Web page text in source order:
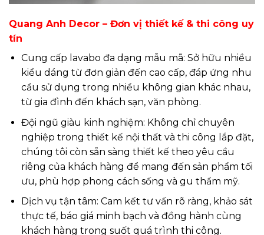
Quang Anh Decor – Đơn vị thiết kế & thi công uy
tín
Cung cấp lavabo đa dạng mẫu mã: Sở hữu nhiều
kiểu dáng từ đơn giản đến cao cấp, đáp ứng nhu
cầu sử dụng trong nhiều không gian khác nhau,
từ gia đình đến khách sạn, văn phòng.
Đội ngũ giàu kinh nghiệm: Không chỉ chuyên
nghiệp trong thiết kế nội thất và thi công lắp đặt,
chúng tôi còn sẵn sàng thiết kế theo yêu cầu
riêng của khách hàng để mang đến sản phẩm tối
ưu, phù hợp phong cách sống và gu thẩm mỹ.
Dịch vụ tận tâm: Cam kết tư vấn rõ ràng, khảo sát
thực tế, báo giá minh bạch và đồng hành cùng
khách hàng trong suốt quá trình thi công.